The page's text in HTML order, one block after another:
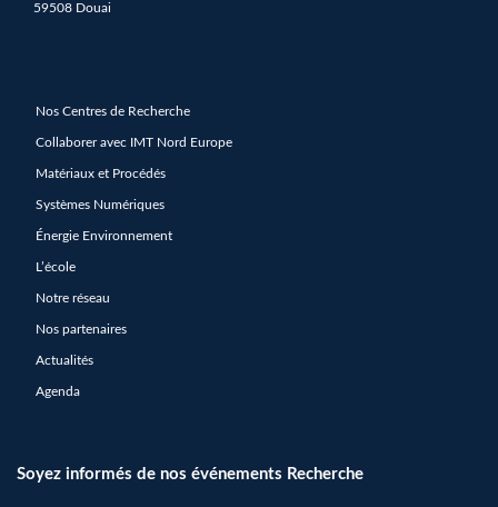
59508 Douai
Nos Centres de Recherche
Collaborer avec IMT Nord Europe
Matériaux et Procédés
Systèmes Numériques
Énergie Environnement
L’école
Notre réseau
Nos partenaires
Actualités
Agenda
Soyez informés de nos événements Recherche